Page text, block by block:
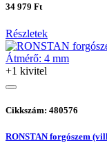
34 979 Ft
Részletek
+1 kivitel
Cikkszám: 480576
RONSTAN forgószem